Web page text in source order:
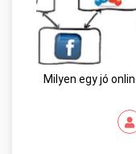
Milyen egy jó